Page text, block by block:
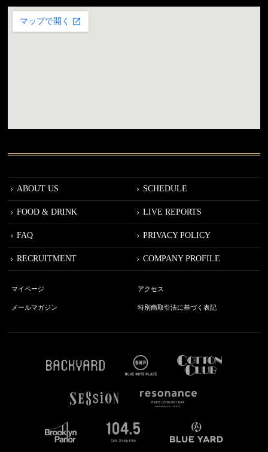
ABOUT US SCHEDULE
FOOD & DRINK LIVE REPORTS
FAQ PRIVACY POLICY
RECRUITMENT COMPANY PROFILE
マイページ アクセス
メールマガジン 特別商取引法に基づく表記